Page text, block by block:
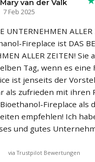
van der Valk
7 Feb 2025
UNTERNEHMEN ALLER
Fireplace ist DAS
ALLER ZEITEN!
Tag, wenn es eine
ist jenseits der
als zufrieden mit ihren
Fireplace als
empfehlen! Ich
und gutes
via Trustpilot Bewertungen